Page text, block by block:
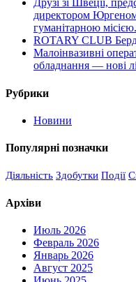
Друзі зі Швеції,
директором Юргеном
гуманітарною місією.
ROTARY CLUB
Малоінвазивні
обладнання — нові
Рубрики
Новини
Популярні позначки
Діяльність Здобутки Події
Архіви
Июль 2026
Февраль 2026
Январь 2026
Август 2025